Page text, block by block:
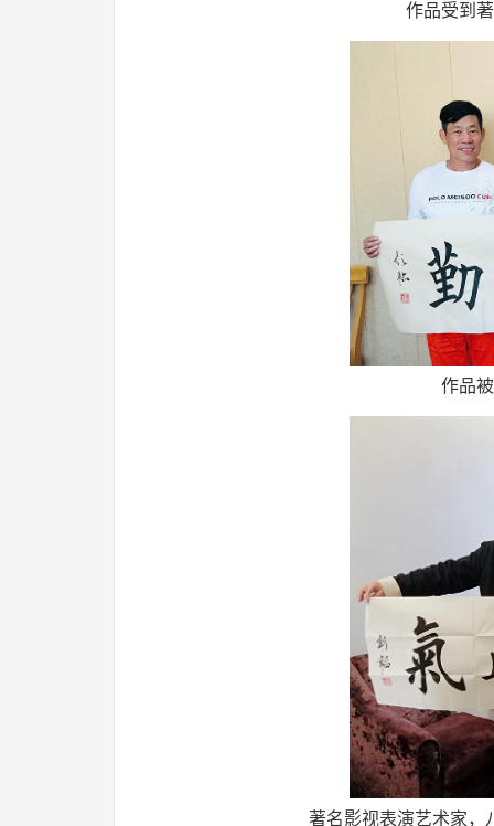
作品受到
作品
著名影视表演艺术家，